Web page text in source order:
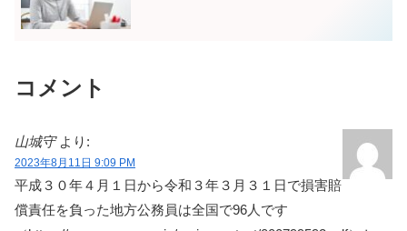
コメント
山城守 より:
2023年8月11日 9:09 PM
平成３０年４月１日から令和３年３月３１日で損害賠
償責任を負った地方公務員は全国で96人です